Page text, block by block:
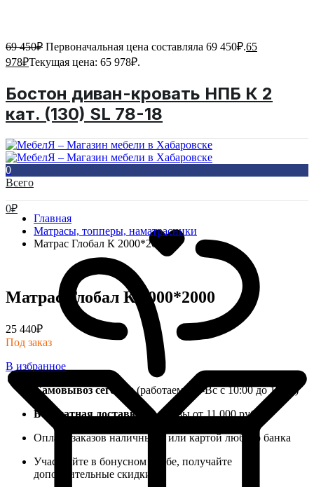
69 450₽ Первоначальная цена составляла 69 450₽.65
978₽Текущая цена: 65 978₽.
Бостон диван-кровать НПБ К 2
кат. (130) SL 78-18
0
Всего
0₽
Главная
Матрасы, топперы, наматрасники
Матрас Глобал К 2000*2000
Матрас Глобал К 2000*2000
25 440₽
Под заказ
В избранное
Самовывоз сегодня(работаем Пн-Вс с 10:00 до 19:00)
Бесплатная доставка
на заказы от 11 000 руб.
Оплата заказов наличными или картой любого банка
Участвуйте в бонусном клубе, получайте
дополнительные скидки